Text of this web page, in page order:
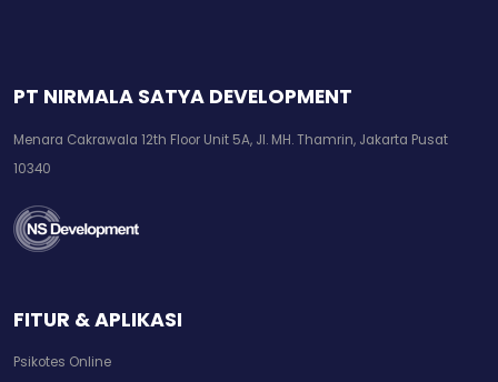
PT NIRMALA SATYA DEVELOPMENT
Menara Cakrawala 12th Floor Unit 5A, Jl. MH. Thamrin, Jakarta Pusat
10340
FITUR & APLIKASI
Psikotes Online